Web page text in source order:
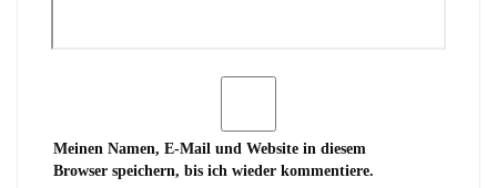
Meinen Namen, E-Mail und Website in diesem
Browser speichern, bis ich wieder kommentiere.